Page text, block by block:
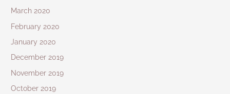
March 2020
February 2020
January 2020
December 2019
November 2019
October 2019